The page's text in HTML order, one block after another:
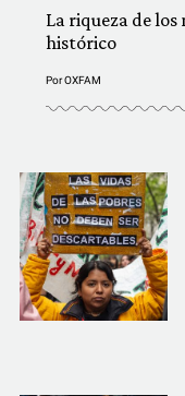
La riqueza de
histórico
PorOXFAM